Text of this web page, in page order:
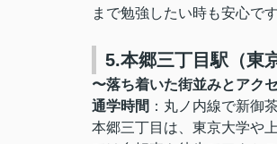
まで勉強したい時も安心です
5.本郷三丁目駅（東
〜落ち着いた街並みとアク
通学時間 ：丸ノ内線で新御
本郷三丁目は、東京大学や